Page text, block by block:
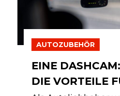
AUTOZUBEHÖR
EINE
DIE VORTEILE